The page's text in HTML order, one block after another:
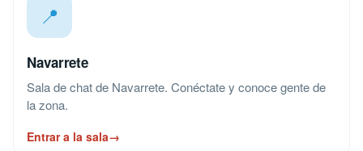
📍
Navarrete
Sala de chat de Navarrete. Conéctate y conoce gente de
la zona.
Entrar a la sala→